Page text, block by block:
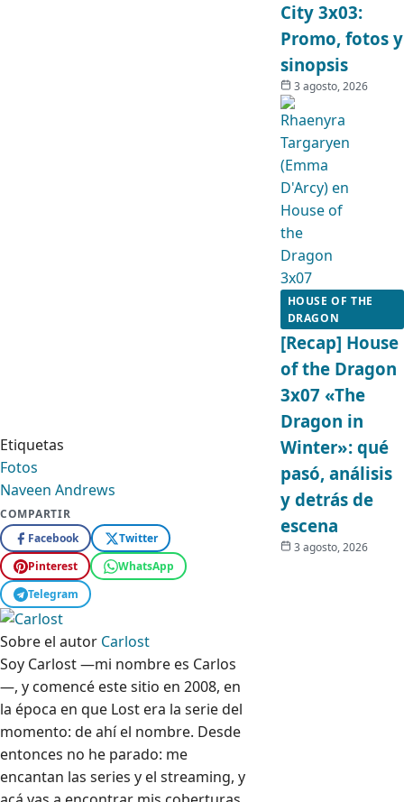
Etiquetas
Fotos
Naveen Andrews
COMPARTIR
Facebook
Twitter
Pinterest
WhatsApp
Telegram
Sobre el autor Carlost
Soy Carlost —mi nombre es Carlos
—, y comencé este sitio en 2008, en
la época en que Lost era la serie del
momento: de ahí el nombre. Desde
entonces no he parado: me
encantan las series y el streaming, y
City 3x03:
Promo, fotos y
sinopsis
3 agosto, 2026
HOUSE OF THE
DRAGON
[Recap] House
of the Dragon
3x07 «The
Dragon in
Winter»: qué
pasó, análisis
y detrás de
escena
3 agosto, 2026